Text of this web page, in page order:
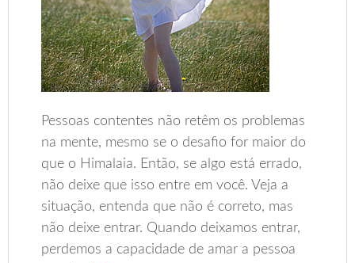
Pessoas contentes não retêm os problemas
na mente, mesmo se o desafio for maior do
que o Himalaia. Então, se algo está errado,
não deixe que isso entre em você. Veja a
situação, entenda que não é correto, mas
não deixe entrar. Quando deixamos entrar,
perdemos a capacidade de amar a pessoa